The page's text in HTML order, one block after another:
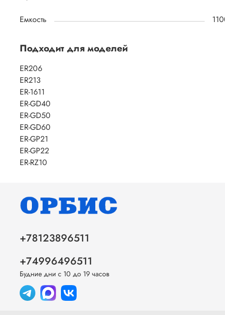
Емкость
Подходит для моделей
ER206
ER213
ER-1611
ER-GD40
ER-GD50
ER-GD60
ER-GP21
ER-GP22
ER-RZ10
+78123896511
+74996496511
Будние дни с 10 до 19 часов